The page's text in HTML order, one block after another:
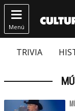

Menú
TRIVIA